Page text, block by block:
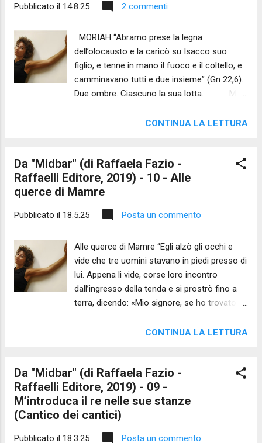
avvicinando alle labbra ciò che sfugge alla
qualche sillaba per accogliere nel fiato il
nome dell'Eterno. E l'Eterno, per farsi
conoscere dall'uomo, non gli suggerisce un
nome, non potendo essere in esso
contenuto, ma gli fa una promessa.
tradotto in più modi, dato che il verbo utiliz...
Pubblicato il 14.8.25 2 commenti
MORIAH “Abramo prese la legna
dell’olocausto e la caricò su Isacco suo
figlio, e tenne in mano il fuoco e il coltello, e
camminavano tutti e due insieme” (Gn 22,6).
Due ombre. Ciascuno la sua lotta. Mi
incendio nello scontro col mio soffio
legna sulle spalle l’ubbidienza. Al primo
insegno il freddo del coltello la pausa, il mio
mistero all’altro il bisogno dell’istinto il
ribelle. Io voglio ardore e freno
due oscilli nel salire e mentre torna a
valle. ______ Videolettura dell'autrice ...
CONTINUA LA LETTURA
Da "Midbar" (di Raffaela Fazio -
Raffaelli Editore, 2019) - 10 - Alle
querce di Mamre
Pubblicato il 18.5.25 Posta un commento
Alle querce di Mamre “Egli alzò gli occhi e
vide che tre uomini stavano in piedi presso di
lui. Appena li vide, corse loro incontro
dall’ingresso della tenda e si prostrò fino a
terra, dicendo: «Mio signore, se ho trovato
fermarti dal tuo servo […] Andrò a prendere
Abramo; prese un vitello tenero e buono e lo
diede al servo, che si affrettò a prepararlo”
(Gn 18,2 ss.). Vigile quiete la sosta sulla
soglia. Accordi il fiato al ritmo delle ore - le
CONTINUA LA LETTURA
Da "Midbar" (di Raffaela Fazio -
Raffaelli Editore, 2019) - 09 -
M’introduca il re nelle sue stanze
(Cantico dei cantici)
Pubblicato il 18.3.25 Posta un commento